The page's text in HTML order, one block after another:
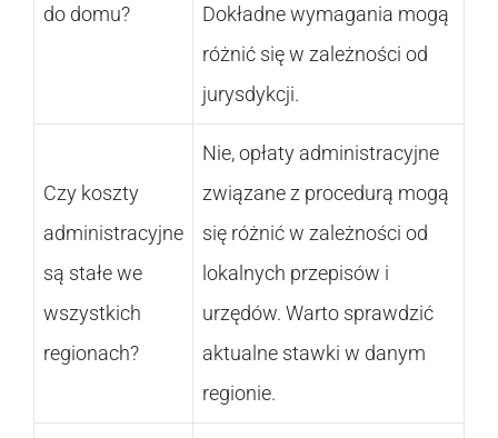
do domu?
Dokładne wymagania mogą
różnić się w zależności od
jurysdykcji.
Czy koszty
administracyjne
są stałe we
wszystkich
regionach?
Nie, opłaty administracyjne
związane z procedurą mogą
się różnić w zależności od
lokalnych przepisów i
urzędów. Warto sprawdzić
aktualne stawki w danym
regionie.